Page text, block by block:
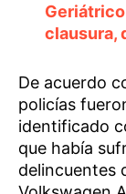
clausura,
De acuerdo
policías
identificado
que había
delincuentes